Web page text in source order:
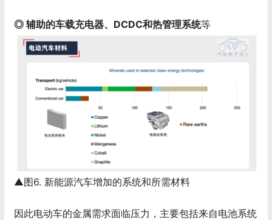
◎ 辅助的车载充电器、DCDC和热管理系统等
▲图6. 新能源汽车增加的系统和所需材料
因此电动车的金属需求面临压力，主要包括来自电池系统